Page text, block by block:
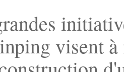
visent